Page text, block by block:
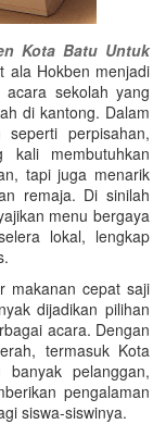
Kota Batu Untuk
ala Hokben menjadi
sekolah yang
di kantong. Dalam
perpisahan,
kali membutuhkan
tapi juga menarik
remaja. Di sinilah
menu bergaya
lokal, lengkap
makanan cepat saji
dijadikan pilihan
acara. Dengan
termasuk Kota
pelanggan,
pengalaman
siswa-siswinya.